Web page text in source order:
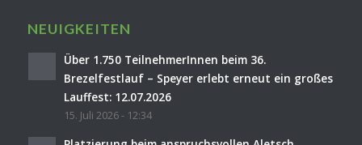
NEUIGKEITEN
Über 1.750 TeilnehmerInnen beim 36.
Brezelfestlauf – Speyer erlebt erneut ein großes
Lauffest: 12.07.2026
15. Juli 2026 - 12:34